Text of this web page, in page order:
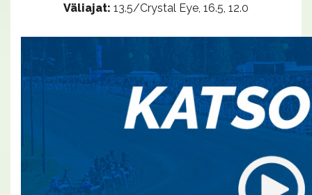
Väliajat: 13.5/Crystal Eye, 16.5, 12.0